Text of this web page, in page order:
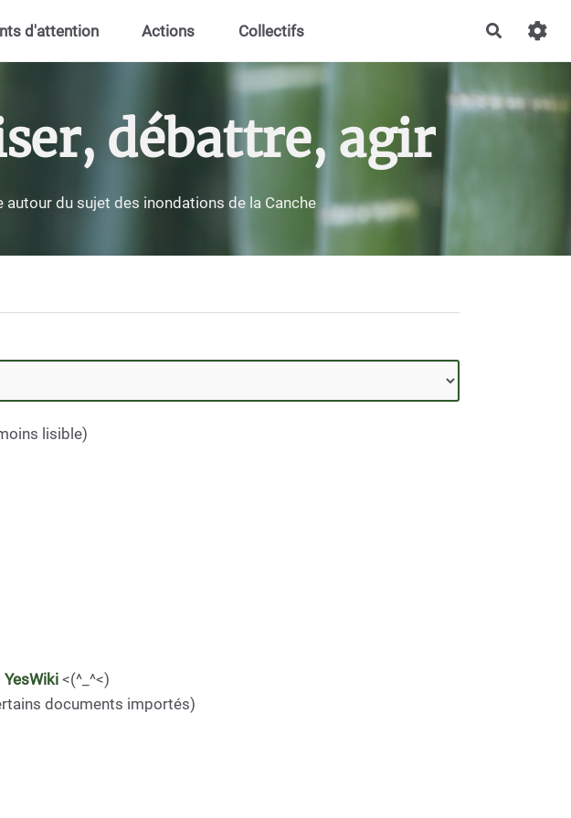
d'attention Actions Collectifs
débattre, agir
du sujet des inondations de la Canche
lisible)
YesWiki <(^_^<)
documents importés)